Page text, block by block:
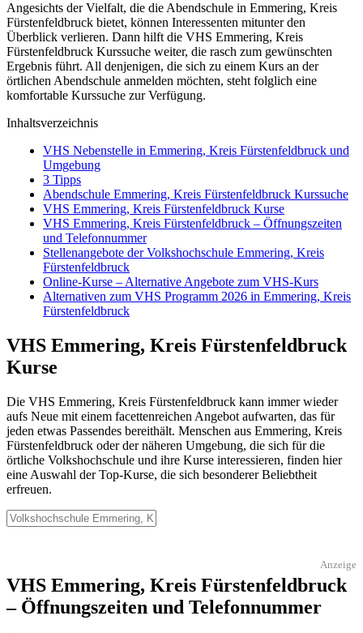
Angesichts der Vielfalt, die die Abendschule in Emmering, Kreis
Fürstenfeldbruck bietet, können Interessenten mitunter den
Überblick verlieren. Dann hilft die VHS Emmering, Kreis
Fürstenfeldbruck Kurssuche weiter, die rasch zum gewünschten
Ergebnis führt. All denjenigen, die sich zu einem Kurs an der
örtlichen Abendschule anmelden möchten, steht folglich eine
komfortable Kurssuche zur Verfügung.
Inhaltsverzeichnis
VHS Nebenstelle in Emmering, Kreis Fürstenfeldbruck und
Umgebung
3 Tipps
Abendschule Emmering, Kreis Fürstenfeldbruck Kurssuche
VHS Emmering, Kreis Fürstenfeldbruck Kurse
VHS Emmering, Kreis Fürstenfeldbruck – Öffnungszeiten
und Telefonnummer
Stellenangebote der Volkshochschule Emmering, Kreis
Fürstenfeldbruck
Online-Kurse – Alternative Angebote zum VHS-Kurs
Alternativen zum VHS Programm 2026 in Emmering, Kreis
Fürstenfeldbruck
VHS Emmering, Kreis Fürstenfeldbruck
Kurse
Die VHS Emmering, Kreis Fürstenfeldbruck kann immer wieder
aufs Neue mit einem facettenreichen Angebot aufwarten, das für
jeden etwas Passendes bereithält. Menschen aus Emmering, Kreis
Fürstenfeldbruck oder der näheren Umgebung, die sich für die
örtliche Volkshochschule und ihre Kurse interessieren, finden hier
eine Auswahl der Top-Kurse, die sich besonderer Beliebtheit
erfreuen.
Anzeige
VHS Emmering, Kreis Fürstenfeldbruck
– Öffnungszeiten und Telefonnummer